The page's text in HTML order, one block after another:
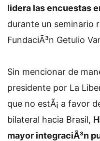
lidera las encuestas
durante un seminario
FundaciÃ³n Getulio
Sin mencionar de
presidente por La
que no estÃ¡ a favor
bilateral hacia Brasil,
mayor integraciÃ³n